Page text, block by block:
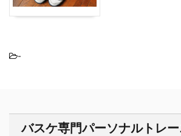
-
バスケ専門パーソナルトレ